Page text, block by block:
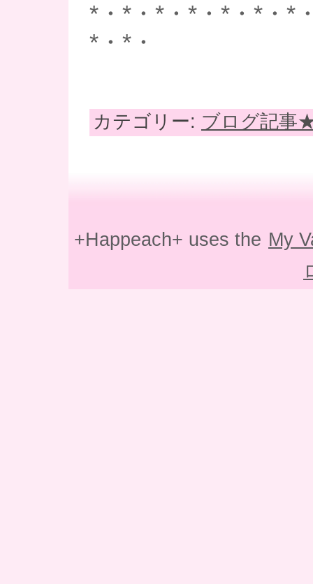
*・*・*・*・*・*・*
*・*・
カテゴリー: ブログ記事
+Happeach+ uses the My